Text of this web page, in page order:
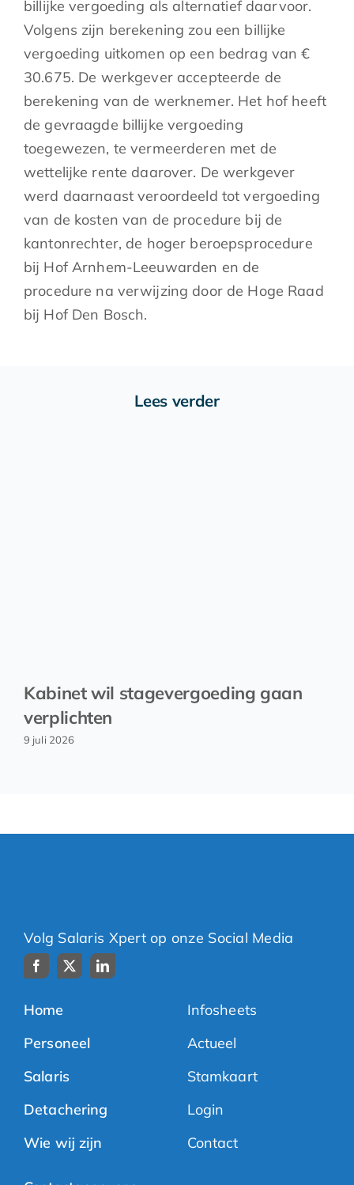
billijke vergoeding als alternatief daarvoor.
Volgens zijn berekening zou een billijke
vergoeding uitkomen op een bedrag van €
30.675. De werkgever accepteerde de
berekening van de werknemer. Het hof heeft
de gevraagde billijke vergoeding
toegewezen, te vermeerderen met de
wettelijke rente daarover. De werkgever
werd daarnaast veroordeeld tot vergoeding
van de kosten van de procedure bij de
kantonrechter, de hoger beroepsprocedure
bij Hof Arnhem-Leeuwarden en de
procedure na verwijzing door de Hoge Raad
bij Hof Den Bosch.
Lees verder
Kabinet wil stagevergoeding gaan
verplichten
9 juli 2026
Volg Salaris Xpert op onze Social Media
Home
Personeel
Salaris
Detachering
Wie wij zijn
Infosheets
Actueel
Stamkaart
Login
Contact